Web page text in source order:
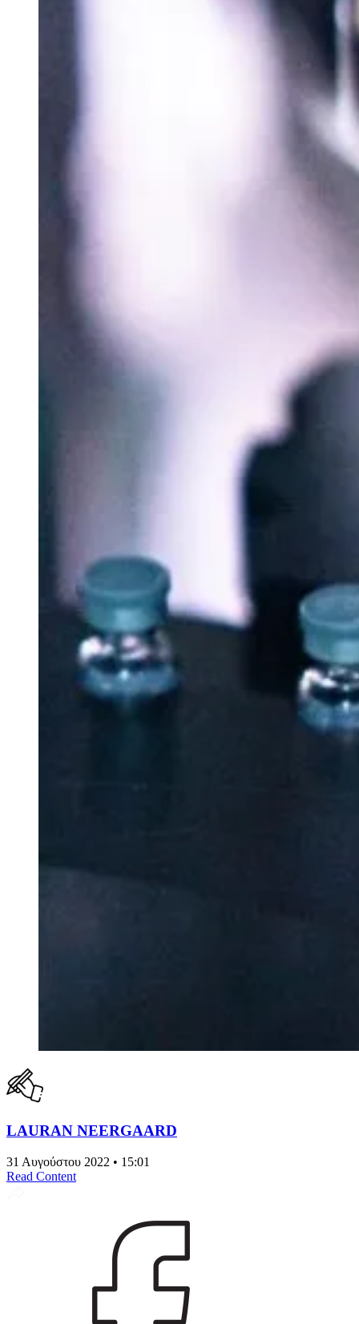
LAURAN NEERGAARD
31 Αυγούστου 2022 • 15:01
Read Content